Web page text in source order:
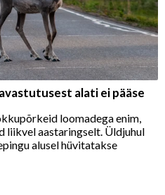
alati ei pääse
loomadega enim,
liikvel aastaringselt. Üldjuhul
alusel hüvitatakse